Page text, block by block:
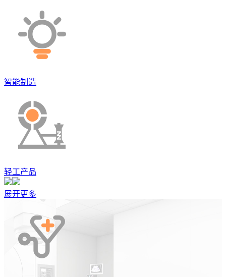
智能制造
轻工产品
展开更多